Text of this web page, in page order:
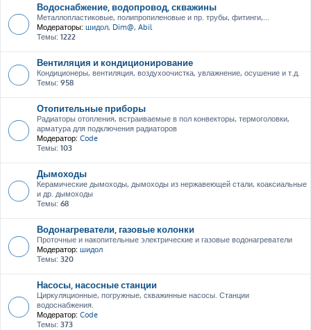
Водоснабжение, водопровод, скважины
Металлопластиковые, полипропиленовые и пр. трубы, фитинги,...
Модераторы: шидол, Dim@, Abil
Темы: 1222
Вентиляция и кондиционирование
Кондиционеры, вентиляция, воздухоочистка, увлажнение, осушение и т.д.
Темы: 958
Отопительные приборы
Радиаторы отопления, встраиваемые в пол конвекторы, термоголовки,
арматура для подключения радиаторов
Модератор: Code
Темы: 103
Дымоходы
Керамические дымоходы, дымоходы из нержавеющей стали, коаксиальные
и др. дымоходы
Темы: 68
Водонагреватели, газовые колонки
Проточные и накопительные электрические и газовые водонагреватели
Модератор: шидол
Темы: 320
Насосы, насосные станции
Циркуляционные, погружные, скважинные насосы. Станции
водоснабжения.
Модератор: Code
Темы: 373